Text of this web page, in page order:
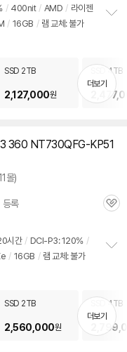
/ 400nit / AMD / 라이젠
/ 16GB / 램 교체: 불가
치
기
SSD 2TB
2,127,000원
SSD 4TB
더보기
3 360 NT730QFG-KP51
몰)
록
관
시간 / DCI-P3: 120% /
/ 16GB / 램 교체: 불가
치
기
SSD 2TB
2,560,000원
SSD 4TB
더보기